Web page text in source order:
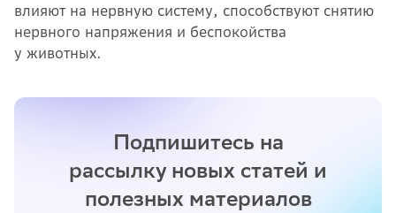
влияют на нервную систему, способствуют снятию
нервного напряжения и беспокойства
у животных.
Подпишитесь на
рассылку новых статей и
полезных материалов